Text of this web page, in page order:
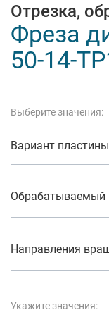
Отрезка,
Фреза
50-14-
Выберите значения:
Вариант пластины
Обрабатываемый
Направления
Укажите значения: